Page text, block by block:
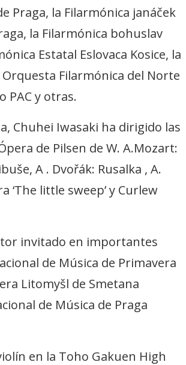
Praga, la Filarmónica janáček
la Filarmónica bohuslav
Estatal Eslovaca Kosice, la
Filarmónica del Norte
PAC y otras.
Chuhei Iwasaki ha dirigido las
de Pilsen de W. A.Mozart:
A . Dvořák: Rusalka , A.
‘The little sweep’ y Curlew
invitado en importantes
de Música de Primavera
Litomyšl de Smetana
de Música de Praga
en la Toho Gakuen High